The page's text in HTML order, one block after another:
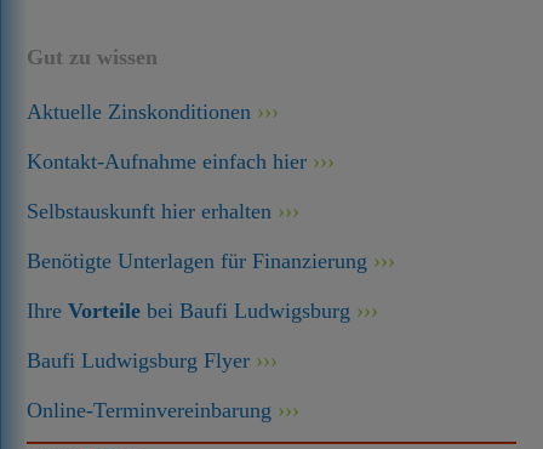
Gut zu wissen
Aktuelle Zinskonditionen
Kontakt-Aufnahme einfach hier
Selbstauskunft hier erhalten
Benötigte Unterlagen für Finanzierung
IhreVorteile bei Baufi Ludwigsburg
Baufi Ludwigsburg Flyer
Online-Terminvereinbarung